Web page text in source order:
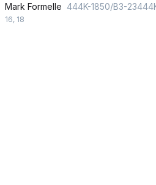
Mark Formelle 444K-1850/B3-
16, 18